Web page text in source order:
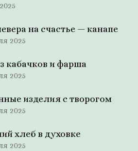
на счастье — канапе
2025
кабачков и фарша
2025
изделия с творогом
2025
хлеб в духовке
2025